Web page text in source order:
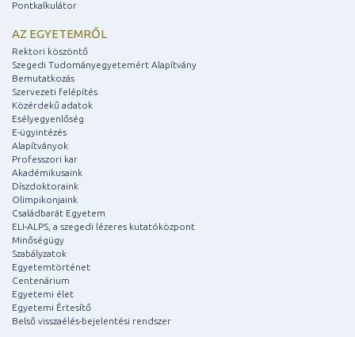
Pontkalkulátor
AZ EGYETEMRŐL
Rektori köszöntő
Szegedi Tudományegyetemért Alapítvány
Bemutatkozás
Szervezeti felépítés
Közérdekű adatok
Esélyegyenlőség
E-ügyintézés
Alapítványok
Professzori kar
Akadémikusaink
Díszdoktoraink
Olimpikonjaink
Családbarát Egyetem
ELI-ALPS, a szegedi lézeres kutatóközpont
Minőségügy
Szabályzatok
Egyetemtörténet
Centenárium
Egyetemi élet
Egyetemi Értesítő
Belső visszaélés-bejelentési rendszer